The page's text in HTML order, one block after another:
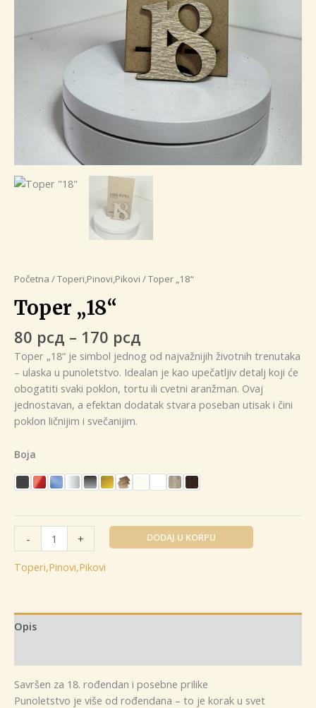
Početna /Toperi,Pinovi,Pikovi / Toper „18“
Toper „18“
80 рсд – 170 рсд
cena:
od
80 рсд
do
170 рсд
Toper „18“ je simbol jednog od najvažnijih životnih trenutaka
– ulaska u punoletstvo. Idealan je kao upečatljiv detalj koji će
obogatiti svaki poklon, tortu ili cvetni aranžman. Ovaj
jednostavan, a efektan dodatak stvara poseban utisak i čini
poklon ličnijim i svečanijim.
Boja
-
"18"
količina
+ DODAJ U KORPU
Toperi,Pinovi,Pikovi
Opis
Savršen za 18. rođendan i posebne prilike
Punoletstvo je više od rođendana – to je korak u svet